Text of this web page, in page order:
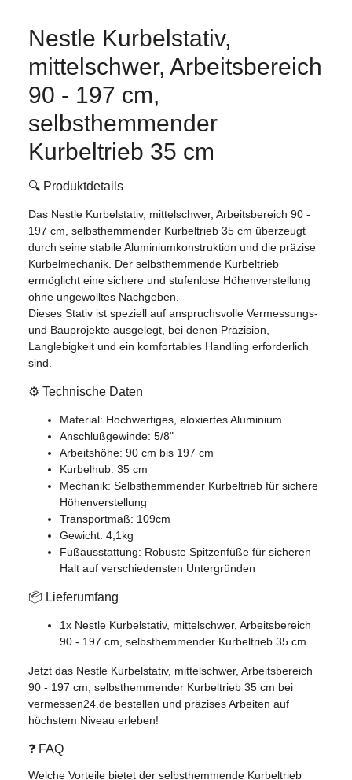
Nestle Kurbelstativ,
mittelschwer, Arbeitsbereich
90 - 197 cm,
selbsthemmender
Kurbeltrieb 35 cm
🔍 Produktdetails
Das Nestle Kurbelstativ, mittelschwer, Arbeitsbereich 90 -
197 cm, selbsthemmender Kurbeltrieb 35 cm überzeugt
durch seine stabile Aluminiumkonstruktion und die präzise
Kurbelmechanik. Der selbsthemmende Kurbeltrieb
ermöglicht eine sichere und stufenlose Höhenverstellung
ohne ungewolltes Nachgeben.
Dieses Stativ ist speziell auf anspruchsvolle Vermessungs-
und Bauprojekte ausgelegt, bei denen Präzision,
Langlebigkeit und ein komfortables Handling erforderlich
sind.
⚙️ Technische Daten
Material: Hochwertiges, eloxiertes Aluminium
Anschlußgewinde: 5/8"
Arbeitshöhe: 90 cm bis 197 cm
Kurbelhub: 35 cm
Mechanik: Selbsthemmender Kurbeltrieb für sichere
Höhenverstellung
Transportmaß: 109cm
Gewicht: 4,1kg
Fußausstattung: Robuste Spitzenfüße für sicheren
Halt auf verschiedensten Untergründen
📦 Lieferumfang
1x Nestle Kurbelstativ, mittelschwer, Arbeitsbereich
90 - 197 cm, selbsthemmender Kurbeltrieb 35 cm
Jetzt das Nestle Kurbelstativ, mittelschwer, Arbeitsbereich
90 - 197 cm, selbsthemmender Kurbeltrieb 35 cm bei
vermessen24.de bestellen und präzises Arbeiten auf
höchstem Niveau erleben!
❓ FAQ
Welche Vorteile bietet der selbsthemmende Kurbeltrieb